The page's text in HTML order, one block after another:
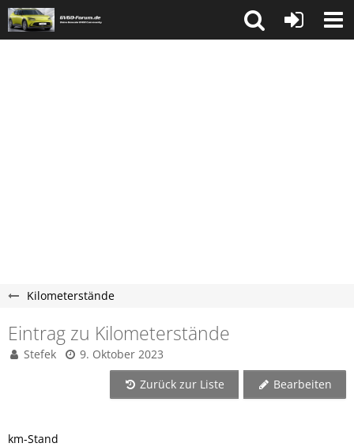
Kilometerstände
Eintrag zu Kilometerstände
Stefek
9. Oktober 2023
Zurück zur Liste
Bearbeiten
km-Stand